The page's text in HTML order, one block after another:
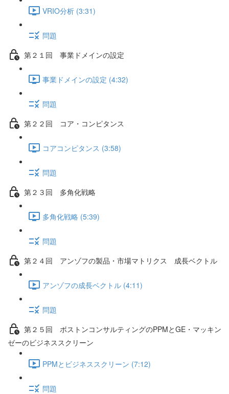
VRIO分析 (3:31)
問題
第２１回 事業ドメインの設定
事業ドメインの設定 (4:32)
問題
第２２回 コア・コンピタンス
コアコンピタンス (3:58)
問題
第２３回 多角化戦略
多角化戦略 (5:39)
問題
第２４回 アンゾフの製品・市場マトリクス 成長ベクトル
アンゾフの成長ベクトル (4:11)
問題
第２５回 ボストンコンサルティングのPPMとGE・マッキン
ゼーのビジネススクリーン
PPMとビジネススクリーン (7:12)
問題